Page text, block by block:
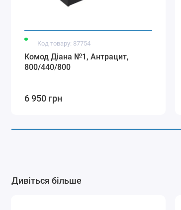
Код товару: 87754
Комод Діана №1, Антрацит,
800/440/800
6 950 грн
Дивіться більше